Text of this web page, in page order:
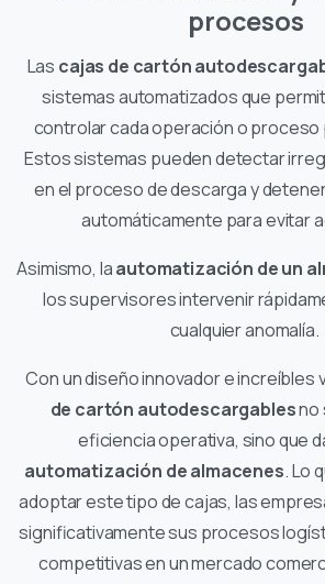
procesos
Las cajas de cartón
sistemas automatizados que
controlar cada operación o proceso
Estos sistemas pueden detectar
en el proceso de descarga y
automáticamente para evitar
Asimismo, laautomatización de un
los supervisores intervenir
cualquier anomalía.
Con un diseño innovador e increíbles
de cartón autodescargablesno
eficiencia operativa, sino que
automatización de almacenes. Lo
adoptar este tipo de cajas, las
significativamente sus procesos
competitivas en un mercado